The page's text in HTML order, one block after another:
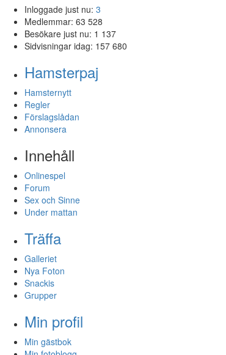
Inloggade just nu: 3
Medlemmar: 63 528
Besökare just nu: 1 137
Sidvisningar idag: 157 680
Hamsterpaj
Hamsternytt
Regler
Förslagslådan
Annonsera
Innehåll
Onlinespel
Forum
Sex och Sinne
Under mattan
Träffa
Galleriet
Nya Foton
Snackis
Grupper
Min profil
Min gästbok